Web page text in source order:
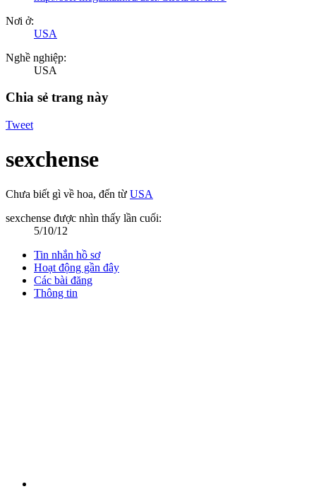
Nơi ở:
USA
Nghề nghiệp:
USA
Chia sẻ trang này
Tweet
sexchense
Chưa biết gì về hoa, đến từ USA
sexchense được nhìn thấy lần cuối:
5/10/12
Tin nhắn hồ sơ
Hoạt động gần đây
Các bài đăng
Thông tin